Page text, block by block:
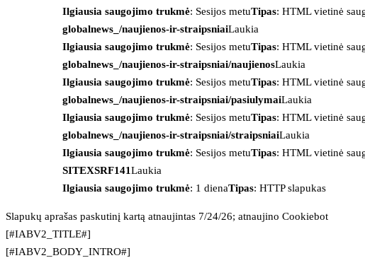
Ilgiausia saugojimo trukmė: Sesijos metuTipas: HTML vietinė
globalnews_/naujienos-ir-straipsniaiLaukia
Ilgiausia saugojimo trukmė: Sesijos metuTipas: HTML vietinė
globalnews_/naujienos-ir-straipsniai/naujienosLaukia
Ilgiausia saugojimo trukmė: Sesijos metuTipas: HTML vietinė
globalnews_/naujienos-ir-straipsniai/pasiulymaiLaukia
Ilgiausia saugojimo trukmė: Sesijos metuTipas: HTML vietinė
globalnews_/naujienos-ir-straipsniai/straipsniaiLaukia
Ilgiausia saugojimo trukmė: Sesijos metuTipas: HTML vietinė
SITEXSRF141Laukia
Ilgiausia saugojimo trukmė: 1 dienaTipas: HTTP slapukas
Slapukų aprašas paskutinį kartą atnaujintas 7/24/26; atnaujino Cookiebot
[#IABV2_TITLE#]
[#IABV2_BODY_INTRO#]